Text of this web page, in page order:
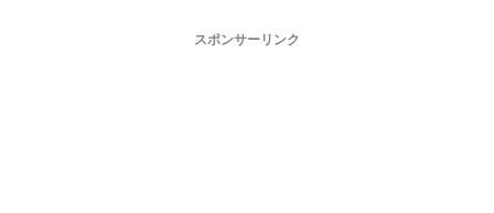
スポンサーリンク